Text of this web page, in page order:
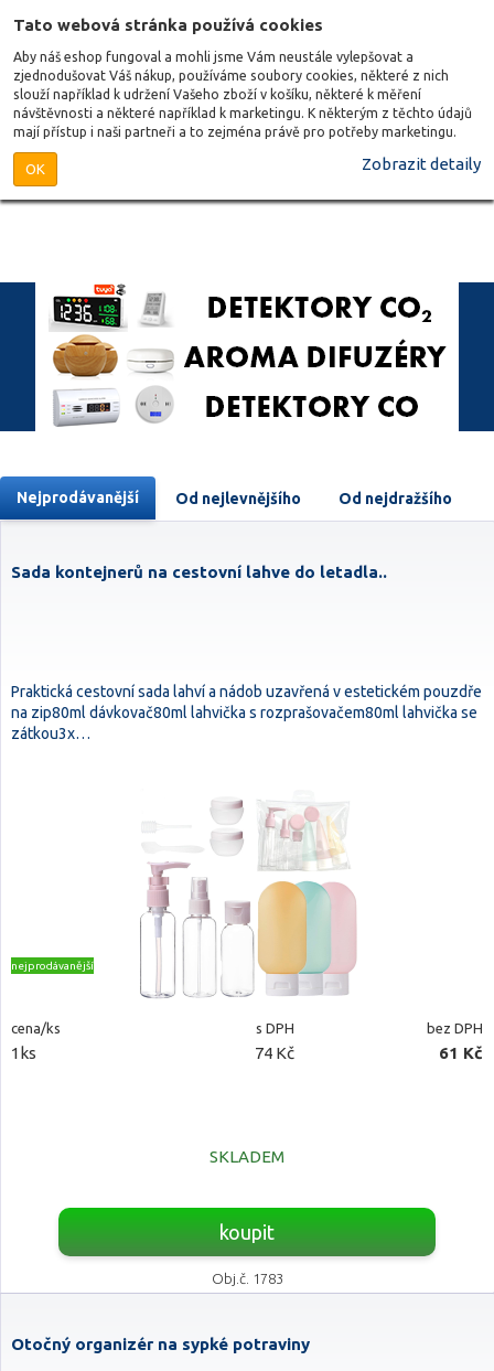
Tato webová stránka používá cookies
Aby náš eshop fungoval a mohli jsme Vám neustále vylepšovat a
zjednodušovat Váš nákup, používáme soubory cookies, některé z nich
slouží například k udržení Vašeho zboží v košíku, některé k měření
návštěvnosti a některé například k marketingu. K některým z těchto údajů
mají přístup i naši partneři a to zejména právě pro potřeby marketingu.
OK Zobrazit detaily
Nejprodávanější Od nejlevnějšího Od nejdražšího
Sada kontejnerů na cestovní lahve do letadla..
Praktická cestovní sada lahví a nádob uzavřená v estetickém pouzdře
na zip80ml dávkovač80ml lahvička s rozprašovačem80ml lahvička se
zátkou3x…
nejprodávanější
cena/ks s DPH bez DPH
1ks 74 Kč 61 Kč
SKLADEM
koupit
Obj.č. 1783
Otočný organizér na sypké potraviny